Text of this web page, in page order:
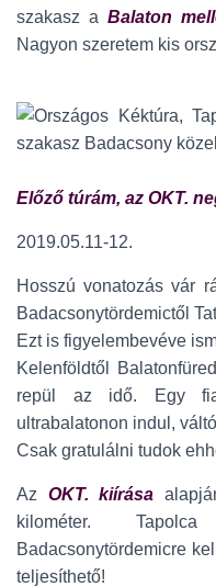
szakasz a Balaton
Nagyon szeretem kis
Előző túrám, az OKT.
2019.05.11-12.
Hosszú vonatozás vár
Badacsonytördemictől
Ezt is figyelembevéve
Kelenföldtől
repül az idő. Egy
ultrabalatonon indul,
Csak gratulálni tudok
Az OKT. kiírása
kilométer.
Badacsonytördemicre
teljesíthető!